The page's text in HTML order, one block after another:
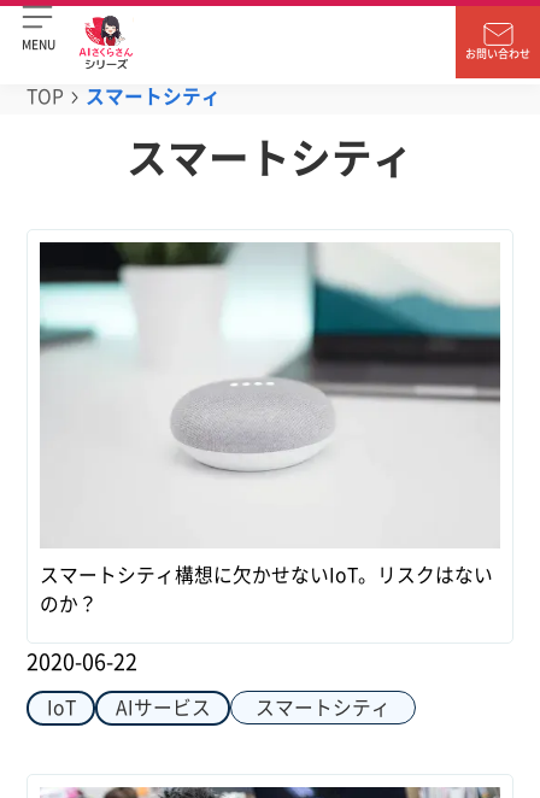
MENU
お問い合わせ
TOP スマートシティ
スマートシティ
スマートシティ構想に欠かせないIoT。リスクはない
のか？
2020-06-22
IoT AIサービス スマートシティ